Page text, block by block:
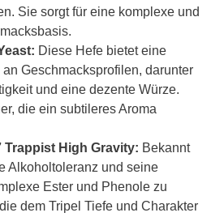
Sie sorgt für eine komplexe und
Diese Hefe bietet eine
an Geschmacksprofilen, darunter
und eine dezente Würze.
die ein subtileres Aroma
Trappist High Gravity: Bekannt
Alkoholtoleranz und seine
Ester und Phenole zu
dem Tripel Tiefe und Charakter